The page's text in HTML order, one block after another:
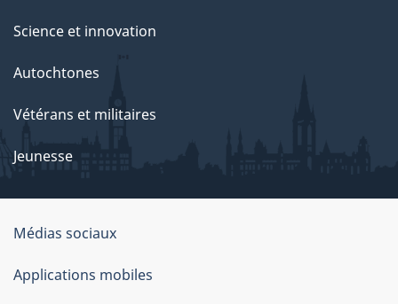
Science et innovation
Autochtones
Vétérans et militaires
Jeunesse
À
propos
Médias sociaux
Applications mobiles